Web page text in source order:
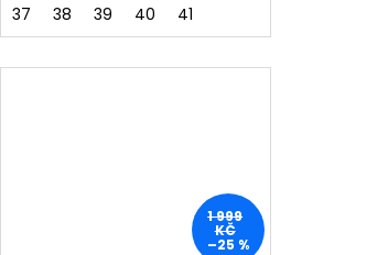
37 38 39 40 41
1 999
KČ
–25 %